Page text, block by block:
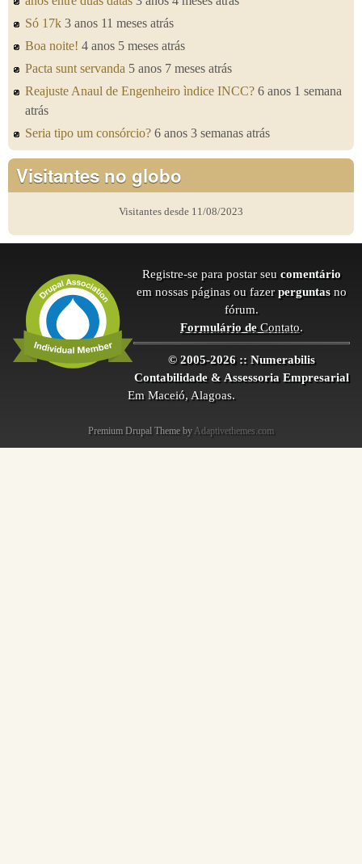
Só 17k 3 anos 11 meses atrás
Boa noite! 4 anos 5 meses atrás
Pacta sunt servanda 5 anos 7 meses atrás
Reajuste Anaul de Engenheiro ìndice INCC? 6 anos 1 semana
atrás
Seria tipo um consórcio? 6 anos 3 semanas atrás
Visitantes no globo
Visitantes desde 11/08/2023
Registre-se para postar seu comentário
em nossas páginas ou fazer perguntas no
fórum.
Formulário deContato.
© 2005-2026 :: Numerabilis
Contabilidade & Assessoria Empresarial
Em Maceió, Alagoas.
Premium Drupal Theme by Adaptivethemes.com